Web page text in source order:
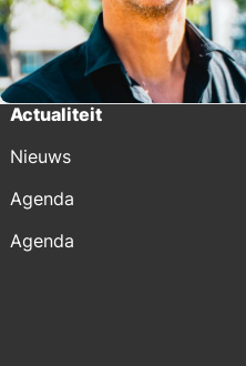
Actualiteit
Nieuws
Agenda
Agenda